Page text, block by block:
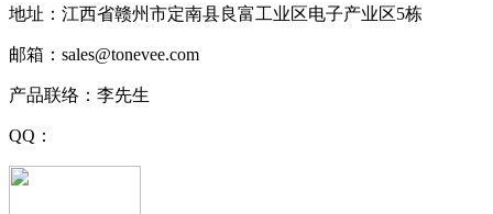
地址：江西省赣州市定南县良富工业区电子产业区5栋
邮箱：sales@tonevee.com
产品联络：李先生
QQ：